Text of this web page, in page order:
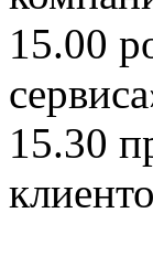
15.00
15.30